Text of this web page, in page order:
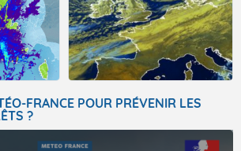
FRANCE POUR PRÉVENIR LES
?